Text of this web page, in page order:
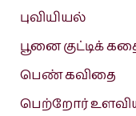
புவியியல்
பூனை குட்டிக்
பெண் கவிதை
பெற்றோர்